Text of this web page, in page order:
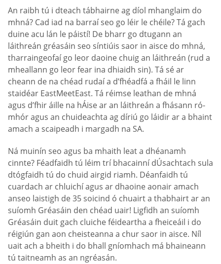
An raibh tú i dteach tábhairne ag díol mhanglaim do
mhná? Cad iad na barraí seo go léir le chéile? Tá gach
duine acu lán le páistí! De bharr go dtugann an
láithreán gréasáin seo síntiúis saor in aisce do mhná,
tharraingeofaí go leor daoine chuig an láithreán (rud a
mheallann go leor fear ina dhiaidh sin). Tá sé ar
cheann de na chéad rudaí a d’fhéadfá a fháil le linn
staidéar EastMeetEast. Tá réimse leathan de mhná
agus d’fhir áille na hÁise ar an láithreán a fhásann ró-
mhór agus an chuideachta ag díriú go láidir ar a bhaint
amach a scaipeadh i margadh na SA.
Ná muinín seo agus ba mhaith leat a dhéanamh
cinnte? Féadfaidh tú léim trí bhacainní dÚsachtach sula
dtógfaidh tú do chuid airgid riamh. Déanfaidh tú
cuardach ar chluichí agus ar dhaoine aonair amach
anseo laistigh de 35 soicind ó chuairt a thabhairt ar an
suíomh Gréasáin den chéad uair! Ligfidh an suíomh
Gréasáin duit gach cluiche féideartha a fheiceáil i do
réigiún gan aon cheisteanna a chur saor in aisce. Níl
uait ach a bheith i do bhall gníomhach má bhaineann
tú taitneamh as an ngréasán.